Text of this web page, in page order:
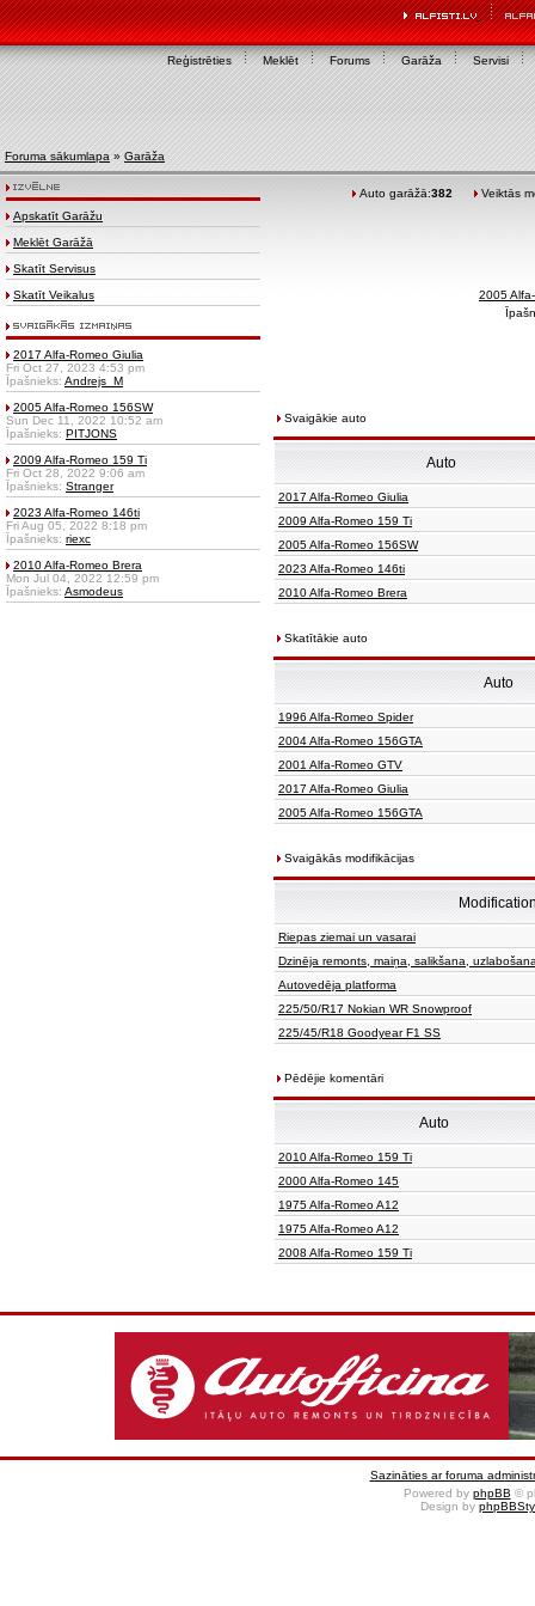
Reģistrēties Meklēt Forums Garāža Servisi
Foruma sākumlapa » Garāža
Apskatīt Garāžu
Meklēt Garāžā
Skatīt Servisus
Skatīt Veikalus
2017 Alfa-Romeo Giulia
Fri Oct 27, 2023 4:53 pm
Īpašnieks: Andrejs_M
2005 Alfa-Romeo 156SW
Sun Dec 11, 2022 10:52 am
Īpašnieks: PITJONS
2009 Alfa-Romeo 159 Ti
Fri Oct 28, 2022 9:06 am
Īpašnieks: Stranger
2023 Alfa-Romeo 146ti
Fri Aug 05, 2022 8:18 pm
Īpašnieks: riexc
2010 Alfa-Romeo Brera
Mon Jul 04, 2022 12:59 pm
Īpašnieks: Asmodeus
Auto garāžā:382 Veiktās
2005
Svaigākie auto
Auto
2017 Alfa-Romeo Giulia
2009 Alfa-Romeo 159 Ti
2005 Alfa-Romeo 156SW
2023 Alfa-Romeo 146ti
2010 Alfa-Romeo Brera
Skatītākie auto
Auto
1996 Alfa-Romeo Spider
2004 Alfa-Romeo 156GTA
2001 Alfa-Romeo GTV
2017 Alfa-Romeo Giulia
2005 Alfa-Romeo 156GTA
Svaigākās modifikācijas
Riepas ziemai un vasarai
Dzinēja remonts, maiņa, salikšana,
Autovedēja platforma
225/50/R17 Nokian WR Snowproof
225/45/R18 Goodyear F1 SS
Pēdējie komentāri
Auto
2010 Alfa-Romeo 159 Ti
2000 Alfa-Romeo 145
1975 Alfa-Romeo A12
1975 Alfa-Romeo A12
2008 Alfa-Romeo 159 Ti
Sazināties ar foruma
Powered by phpBB ©
Design by